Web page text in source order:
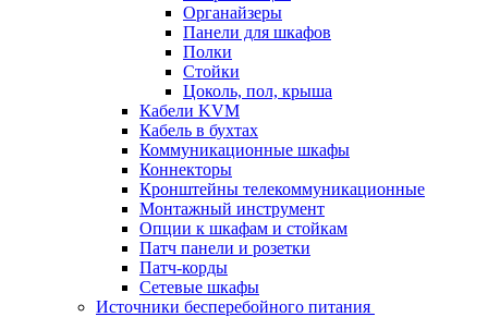
Органайзеры
Панели для шкафов
Полки
Стойки
Цоколь, пол, крыша
Кабели KVM
Кабель в бухтах
Коммуникационные шкафы
Коннекторы
Кронштейны телекоммуникационные
Монтажный инструмент
Опции к шкафам и стойкам
Патч панели и розетки
Патч-корды
Сетевые шкафы
Источники бесперебойного питания